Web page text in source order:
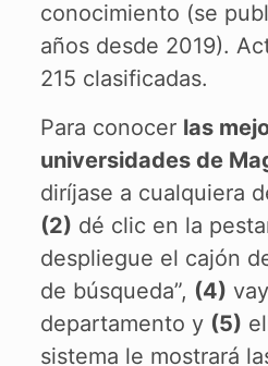
conocimiento (se
años desde 2019).
215 clasificadas.
Para conocer las
universidades de
diríjase a cualquiera
(2) dé clic en la
despliegue el cajón
de búsqueda”, (4)
departamento y (5)
sistema le mostrará